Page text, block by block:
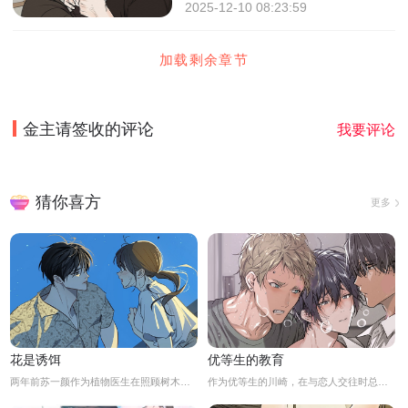
2025-12-10 08:23:59
加载剩余章节
金主请签收的评论 我要评论
猜你喜方 更多
花是诱饵 优等生的教育